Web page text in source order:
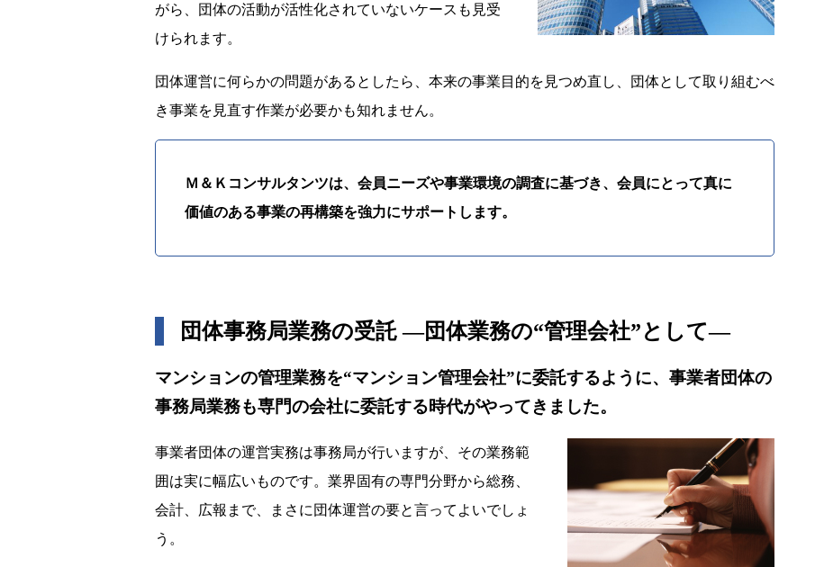
がら、団体の活動が活性化されていないケースも見受
けられます。
団体運営に何らかの問題があるとしたら、本来の事業目的を見つめ直し、団体として取り組むべ
き事業を見直す作業が必要かも知れません。
Ｍ＆Ｋコンサルタンツは、会員ニーズや事業環境の調査に基づき、会員にとって真に
価値のある事業の再構築を強力にサポートします。
団体事務局業務の受託 ―団体業務の“管理会社”として―
マンションの管理業務を“マンション管理会社”に委託するように、事業者団体の
事務局業務も専門の会社に委託する時代がやってきました。
事業者団体の運営実務は事務局が行いますが、その業務範
囲は実に幅広いものです。業界固有の専門分野から総務、
会計、広報まで、まさに団体運営の要と言ってよいでしょ
う。